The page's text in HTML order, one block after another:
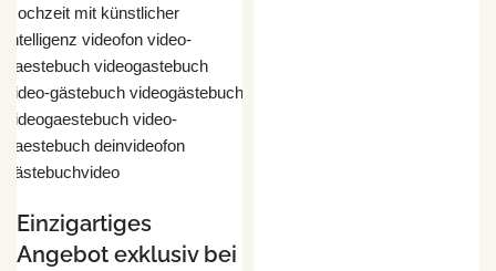
Einzigartiges
Angebot exklusiv bei